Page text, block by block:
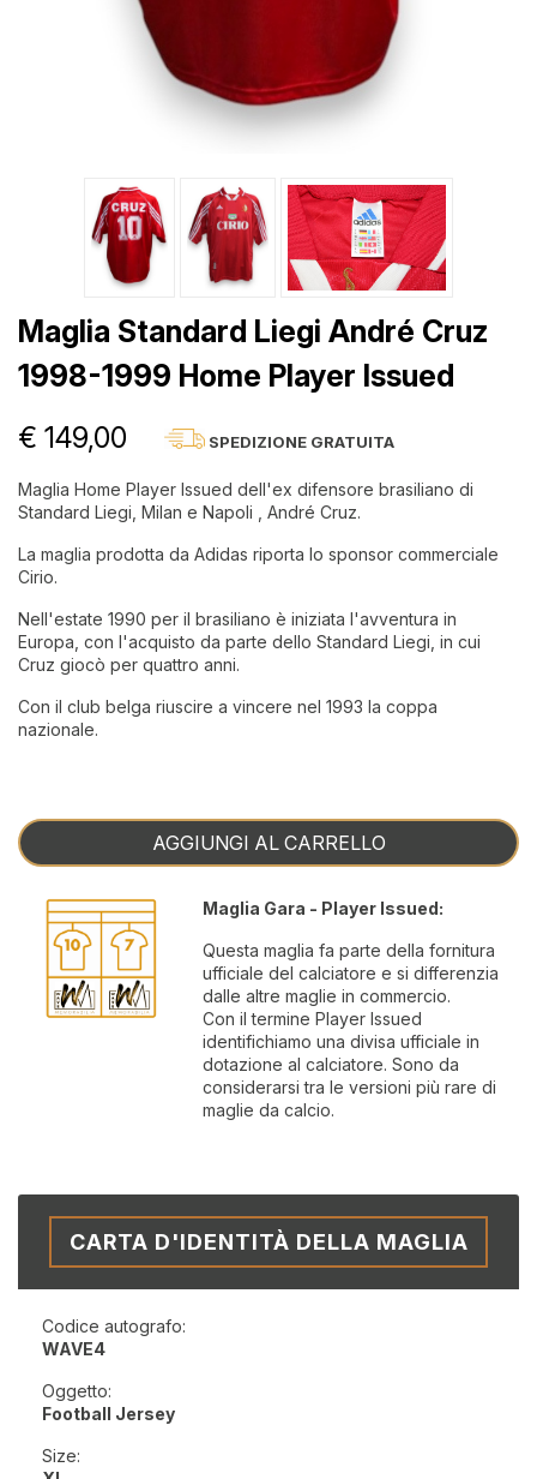
Maglia Standard Liegi André Cruz
1998-1999 Home Player Issued
€ 149,00 SPEDIZIONE GRATUITA
Maglia Home Player Issued dell'ex difensore brasiliano di
Standard Liegi, Milan e Napoli , André Cruz.
La maglia prodotta da Adidas riporta lo sponsor commerciale
Cirio.
Nell'estate 1990 per il brasiliano è iniziata l'avventura in
Europa, con l'acquisto da parte dello Standard Liegi, in cui
Cruz giocò per quattro anni.
Con il club belga riuscire a vincere nel 1993 la coppa
nazionale.
AGGIUNGI AL CARRELLO
Maglia Gara - Player Issued:
Questa maglia fa parte della fornitura
ufficiale del calciatore e si differenzia
dalle altre maglie in commercio.
Con il termine Player Issued
identifichiamo una divisa ufficiale in
dotazione al calciatore. Sono da
considerarsi tra le versioni più rare di
maglie da calcio.
CARTA D'IDENTITÀ DELLA MAGLIA
Codice autografo:
WAVE4
Oggetto:
Football Jersey
Size: